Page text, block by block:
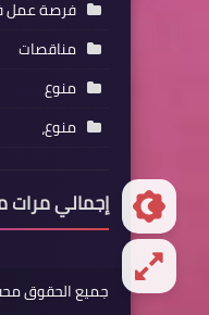
فرصة عمل
مناقصات
منوع
منوع،
إجمالي
جميع الحقوق